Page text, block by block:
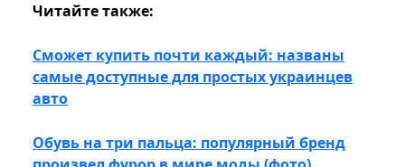
Читайте также:
Сможет купить почти каждый: названы
самые доступные для простых украинцев
авто
Обувь на три пальца: популярный бренд